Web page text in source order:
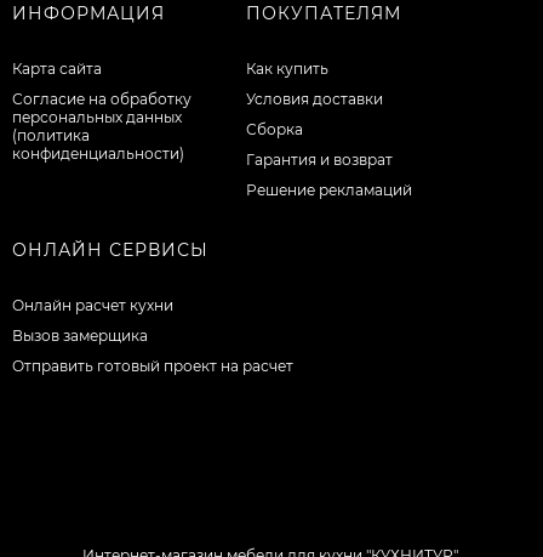
ИНФОРМАЦИЯ
Карта сайта
Согласие на обработку
персональных данных
(политика
конфиденциальности)
ПОКУПАТЕЛЯМ
Как купить
Условия доставки
Сборка
Гарантия и возврат
Решение рекламаций
ОНЛАЙН СЕРВИСЫ
Онлайн расчет кухни
Вызов замерщика
Отправить готовый проект на расчет